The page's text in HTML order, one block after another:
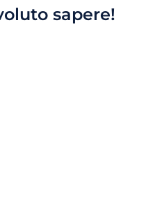
sapere!